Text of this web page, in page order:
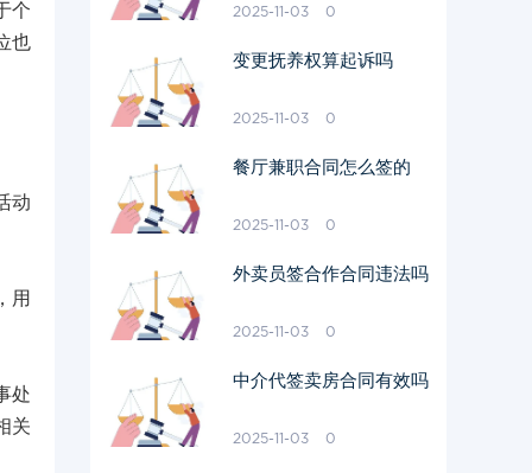
个
也
动
用
处
关
2025-11-03 0
变更抚养权算起诉吗
2025-11-03 0
餐厅兼职合同怎么签的
2025-11-03 0
外卖员签合作合同违法吗
2025-11-03 0
中介代签卖房合同有效吗
2025-11-03 0